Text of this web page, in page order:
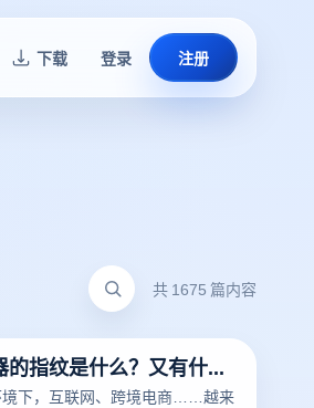
下载 登录 注册
共 1675 篇内容
指纹浏览器的指纹是什么？又有什么用？
境下，互联网、跨境电商……越来